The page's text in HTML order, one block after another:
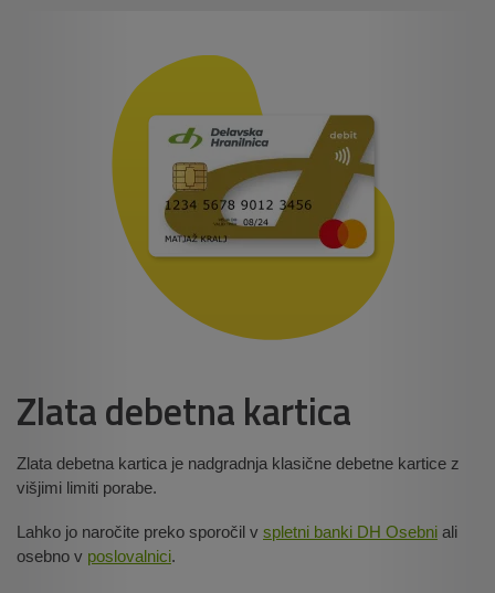
Zlata debetna kartica
Zlata debetna kartica je nadgradnja klasične debetne kartice z
višjimi limiti porabe.
Lahko jo naročite preko sporočil v spletni banki DH Osebni ali
osebno v poslovalnici.